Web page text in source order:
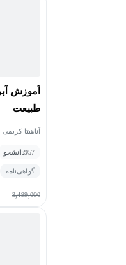
آموزش
طبیعت
آناهیتا کریمی
957دانشجو
گواهی‌نامه
3,499,000